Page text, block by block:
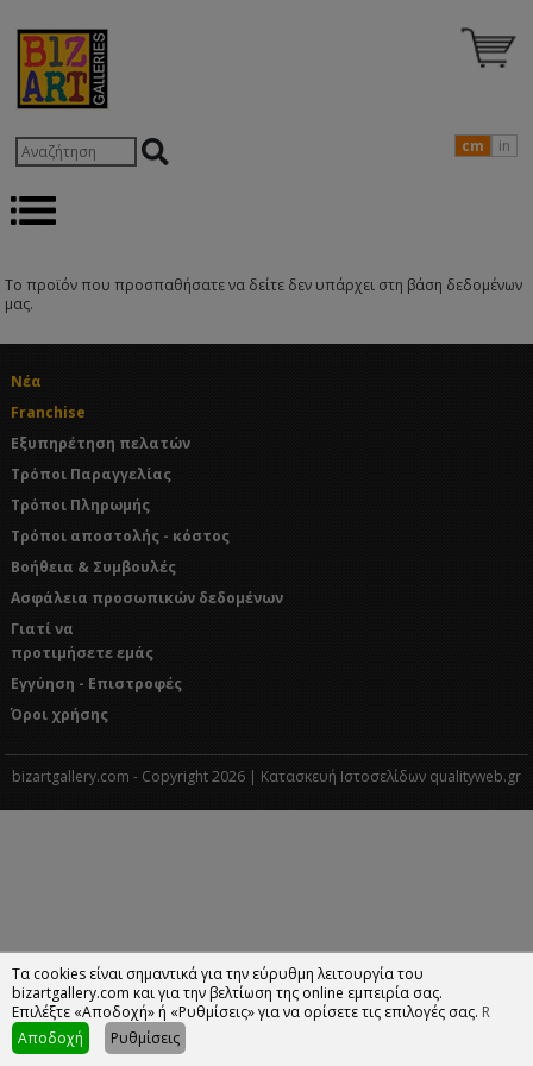
cm in
Το προϊόν που προσπαθήσατε να δείτε δεν υπάρχει στη βάση δεδομένων
μας.
Νέα
Franchise
Εξυπηρέτηση πελατών
Τρόποι Παραγγελίας
Τρόποι Πληρωμής
Τρόποι αποστολής - κόστος
Βοήθεια & Συμβουλές
Ασφάλεια προσωπικών δεδομένων
Γιατί να
προτιμήσετε εμάς
Εγγύηση - Επιστροφές
Όροι χρήσης
bizartgallery.com - Copyright 2026 | Κατασκευή Ιστοσελίδων qualityweb.gr
Τα cookies είναι σημαντικά για την εύρυθμη λειτουργία του
bizartgallery.com και για την βελτίωση της online εμπειρία σας.
Επιλέξτε «Αποδοχή» ή «Ρυθμίσεις» για να ορίσετε τις επιλογές σας. R
Αποδοχή
Ρυθμίσεις